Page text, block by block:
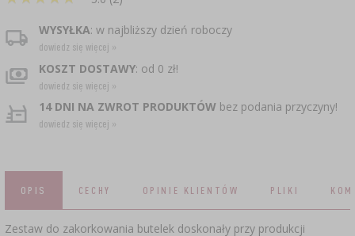
ZESTAWY SERWOWARSKIE
DEKORACJE CUKIERNICZE I PRODUKTY DO
PIECZENIA
GARNKI I FORMY RZYMSKIE
MASZYNKI DO MIELENIA
PAKOWANIE PRÓŻNIOWE
APLIKATORY, ZACISKARKI ›
NICI, SZNURKI, SIATKI
DROŻDŻE WINIARSKIE
ŚRODKI DODATKOWE
PRASY
ROZDRABNIARKI
DODATKI AROMATYZUJĄCE I PRZYPRAWY
LITERATURA
WĘDZENIE I GRILLOWANIE
JOGURTOWNICE
RURKI FERMENTACYJNE
AKCESORIA PIWOWARSKIE
KAPSLE
BUTELKI
BECZKI I WORKI
KAMIONKA
SOKOWNIKI
SUSZARKI DO ŻYWNOŚCI
GĄSIORY
BECZKI I KARAFKI
VYPITO
WĘDZARNIE I HAKI
GRILLOWANIE
NACZYNIA ŻELIWNE
PALENISKA
›
WYSYŁKA: w najbliższy dzień roboczy
dowiedz się więcej »
KOSZT DOSTAWY: od 0 zł!
dowiedz się więcej »
14 DNI NA ZWROT PRODUKTÓWbez podania przyczyny!
dowiedz się więcej »
OPIS CECHY OPINIE KLIENTÓW PLIKI
Zestaw do zakorkowania butelek doskonały przy produkcji